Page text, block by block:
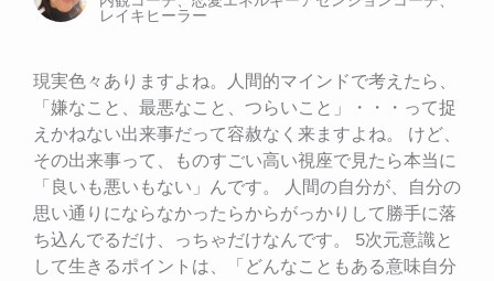
レイキヒーラー
現実色々ありますよね。人間的マインドで考えたら、
「嫌なこと、最悪なこと、つらいこと」・・・って捉
えかねない出来事だって容赦なく来ますよね。 けど、
その出来事って、ものすごい高い視座で見たら本当に
「良いも悪いもない」んです。 人間の自分が、自分の
思い通りにならなかったらからがっかりして勝手に落
ち込んでるだけ、っちゃだけなんです。 5次元意識と
して生きるポイントは、「どんなこともある意味自分